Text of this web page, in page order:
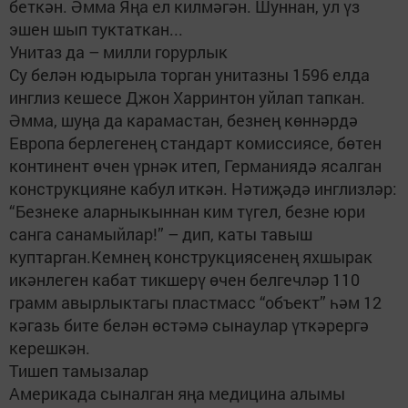
беткән. Әмма Яңа ел килмәгән. Шуннан, ул үз
эшен шып туктаткан...
Унитаз да – милли горурлык
Су белән юдырыла торган унитазны 1596 елда
инглиз кешесе Джон Харринтон уйлап тапкан.
Әмма, шуңа да карамастан, безнең көннәрдә
Европа берлегенең стандарт комиссиясе, бөтен
континент өчен үрнәк итеп, Германиядә ясалган
конструкцияне кабул иткән. Нәтиҗәдә инглизләр:
“Безнеке аларныкыннан ким түгел, безне юри
санга санамыйлар!” – дип, каты тавыш
куптарган.Кемнең конструкциясенең яхшырак
икәнлеген кабат тикшерү өчен белгечләр 110
грамм авырлыктагы пластмасс “объект” һәм 12
кәгазь бите белән өстәмә сынаулар үткәрергә
керешкән.
Тишеп тамызалар
Америкада сыналган яңа медицина алымы